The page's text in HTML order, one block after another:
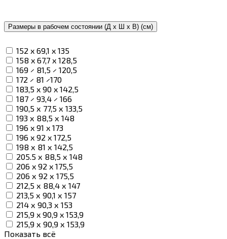
Размеры в рабочем состоянии (Д х Ш х В) (см)
152 x 69,1 x 135
158 x 67,7 x 128,5
169 × 81,5 × 120,5
172 × 81 ×170
183,5 x 90 x 142,5
187 × 93,4 × 166
190,5 х 77,5 х 133,5
193 х 88,5 х 148
196 x 91 x 173
196 x 92 x 172,5
198 х 81 х 142,5
205.5 х 88,5 х 148
206 x 92 x 175,5
206 х 92 х 175,5
212,5 х 88,4 х 147
213,5 х 90,1 х 157
214 х 90,3 х 153
215,9 x 90,9 x 153,9
215,9 х 90,9 х 153,9
Показать всё